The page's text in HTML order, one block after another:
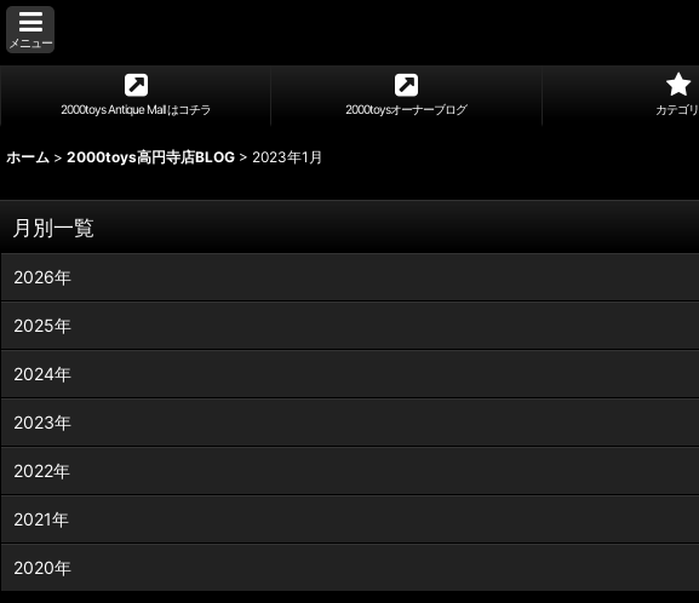
メニュー
2000toys Antique Mall はコチラ 2000toysオーナーブログ カテゴリ
ホーム > 2000toys高円寺店BLOG > 2023年1月
月別一覧
2026年
2025年
2024年
2023年
2022年
2021年
2020年